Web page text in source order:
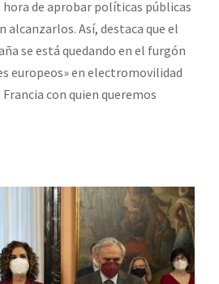
de aprobar políticas públicas
alcanzarlos. Así, destaca que el
se está quedando en el furgón
europeos» en electromovilidad
con quien queremos